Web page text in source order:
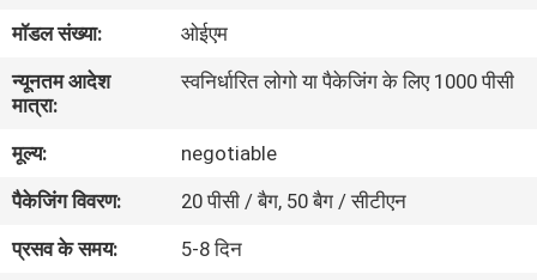
कारखाना
गुणवत्ता
नियंत्रण
मॉडल संख्या:
ओईएम
न्यूनतम आदेश
मात्रा:
स्वनिर्धारित लोगो या पैकेजिंग के लिए 1000 पीसी
मूल्य:
negotiable
पैकेजिंग विवरण:
20 पीसी / बैग, 50 बैग / सीटीएन
प्रसव के समय:
5-8 दिन